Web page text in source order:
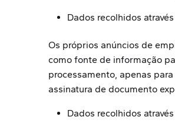
Dados recolhidos
Os próprios anúncios de
como fonte de informação
processamento, apenas
assinatura de documento
Dados recolhidos